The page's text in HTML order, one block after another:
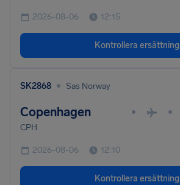
2026-08-06 12:15
Kontrollera ersättning
SK2868 • Sas Norway
Copenhagen • •
CPH
2026-08-06 12:10
Kontrollera ersättning